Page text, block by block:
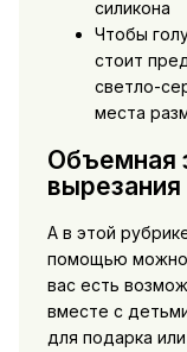
силикона
Чтобы
стоит
светло-
места
Объемная
вырезания
А в этой
помощью можно
вас есть
вместе с
для подарка